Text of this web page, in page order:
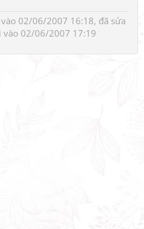
vào 02/06/2007 16:18, đã sửa
vào 02/06/2007 17:19